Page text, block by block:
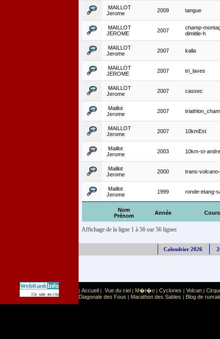
Nom
Prénom
Année
MAILLOT
Jerome
2009 tangue
MAILLOT
JEROME
2007
champ-
dimitile-h
MAILLOT
Jerome
2007 kalla
MAILLOT
JEROME
2007 tri_laves
MAILLOT
Jerome
2007 cassec
Maillot
Jerome
2007
MAILLOT
Jerome
2007 10kmEst
Maillot
Jerome
2003 10km-st-andre
Maillot
Jerome
2000 trans-
Maillot
Jerome
1999 ronde-etang-
Affichage de la ligne 1 à 56 sur 56 lignes
Calendrier 2026
Ce site est list� dans la cat�gorie Sport: Sports extr�mes
| Accueil | Vue du ciel | M�t�o | Cyclones | Volcan |
Diagonale des Fous | Marathon des Sables | Blog de